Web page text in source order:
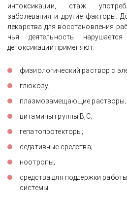
интоксикации, стаж
заболевания и другие факторы.
лекарства для восстановления
чья деятельность
детоксикации применяют:
физиологический раствор с
глюкозу;
плазмозамещающие растворы;
витамины группы В,С;
гепатопротекторы;
седативные средства;
ноотропы;
средства для поддержки
системы.